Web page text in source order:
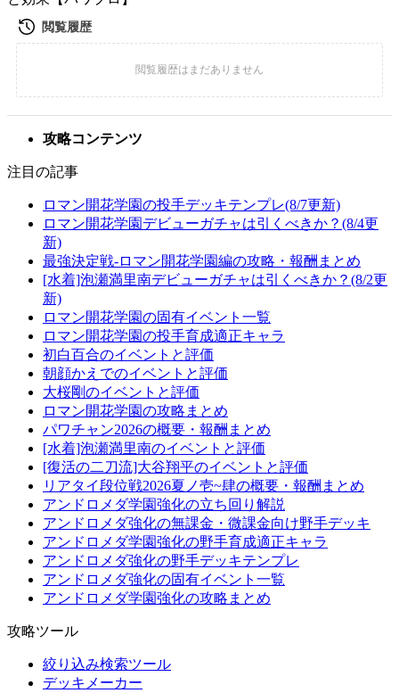
攻略コンテンツ
注目の記事
ロマン開花学園の投手デッキテンプレ(8/7更新)
ロマン開花学園デビューガチャは引くべきか？(8/4更
新)
最強決定戦-ロマン開花学園編の攻略・報酬まとめ
[水着]泡瀬満里南デビューガチャは引くべきか？(8/2更
新)
ロマン開花学園の固有イベント一覧
ロマン開花学園の投手育成適正キャラ
初白百合のイベントと評価
朝顔かえでのイベントと評価
大桜剛のイベントと評価
ロマン開花学園の攻略まとめ
パワチャン2026の概要・報酬まとめ
[水着]泡瀬満里南のイベントと評価
[復活の二刀流]大谷翔平のイベントと評価
リアタイ段位戦2026夏ノ壱~肆の概要・報酬まとめ
アンドロメダ学園強化の立ち回り解説
アンドロメダ強化の無課金・微課金向け野手デッキ
アンドロメダ学園強化の野手育成適正キャラ
アンドロメダ強化の野手デッキテンプレ
アンドロメダ強化の固有イベント一覧
アンドロメダ学園強化の攻略まとめ
攻略ツール
絞り込み検索ツール
デッキメーカー